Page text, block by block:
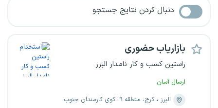
دنبال کردن نتایج جستجو
بازاریاب حضوری
راستین کسب و کار نامدار البرز
ارسال آسان
البرز
کرج، منطقه ۹، کوی کارمندان جنوب